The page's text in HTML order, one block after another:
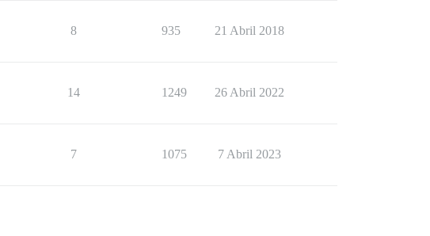
8 935 21 Abril 2018
14 1249 26 Abril 2022
7 1075 7 Abril 2023